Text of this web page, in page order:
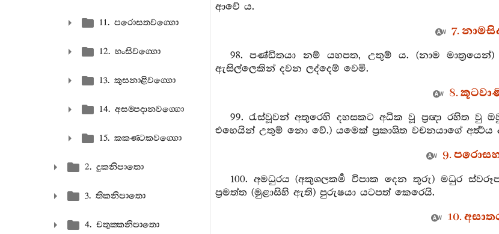
11. පරොසතවග‍්ගො
12. හංසිවග‍්ගො
13. කුසනාළිවග‍්ගො
14. අසම‍්පදානවග‍්ගො
15. කකණ‍්ටකවග‍්ගො
2. දුකනිපාතො
3. තිකනිපාතො
4. චතුක‍්කනිපාතො
ආවේ ය.
7.
98. පණ්ඩිතයා නම් යහපත, උතුම් ය. (නාම
ඇසිල්ලෙකින් දවන ලද්දෙම් වෙමි.
8.
99. රැස්වූවන් අතුරෙහි දහසකට අධික වූ ප්‍රඥා රහිත
එහෙයින් උතුම් නො වේ.) යමෙක් ප්‍රකාශිත වචනයාගේ
9.
100. අමධුරය (අකුශලකර්‍ම විපාක දෙන තුරු) මධුර
ප්‍රමත්ත (මුළාසිහි ඇති) පුරුෂයා යටපත් කෙරෙයි.
10.